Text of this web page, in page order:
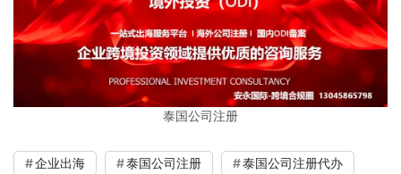
泰国公司注册
企业出海 泰国公司注册 泰国公司注册代办